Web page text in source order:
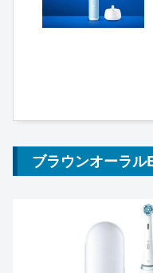
ブラウンオーラル